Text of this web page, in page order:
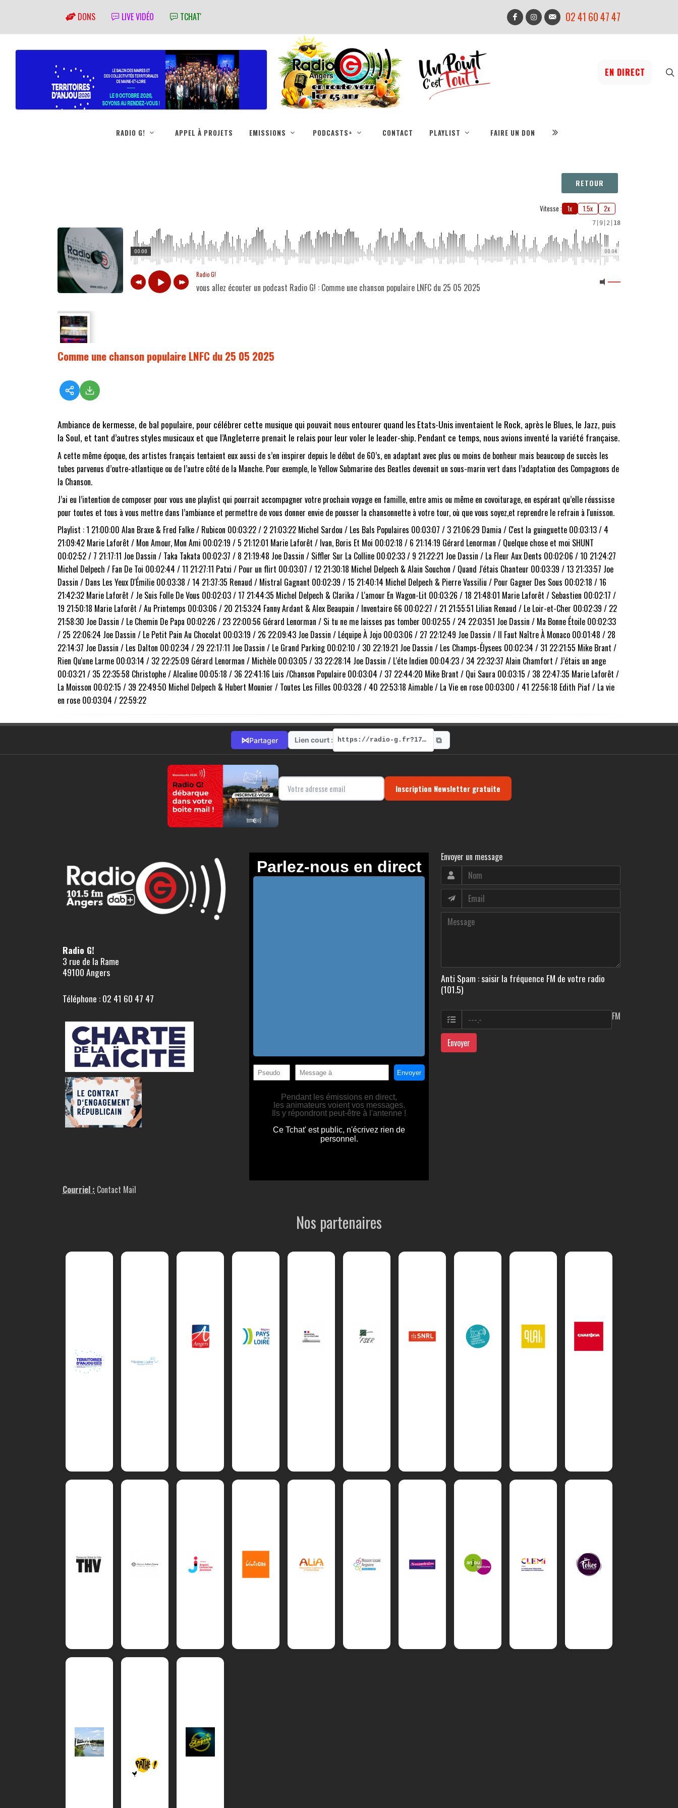
DONS LIVE VIDÉO TCHAT' 02 41 60 47 47
EN DIRECT
RADIO G! APPEL À PROJETS EMISSIONS PODCASTS+ CONTACT PLAYLIST FAIRE UN DON
RETOUR
Vitesse : 1x 1.5x 2x
7 9 2 18
00:04
00:00
Radio G!
vous allez écouter un podcast Radio G! : Comme une chanson populaire LNFC du 25 05 2025
Comme une chanson populaire LNFC du 25 05 2025
Ambiance de kermesse, de bal populaire, pour célébrer cette musique qui pouvait nous entourer quand les Etats-Unis inventaient le Rock, après le Blues, le Jazz, puis
la Soul, et tant d’autres styles musicaux et que l’Angleterre prenait le relais pour leur voler le leader-ship. Pendant ce temps, nous avions inventé la variété française.
A cette même époque, des artistes français tentaient eux aussi de s’en inspirer depuis le début de 60’s, en adaptant avec plus ou moins de bonheur mais beaucoup de succès les
tubes parvenus d’outre-atlantique ou de l’autre côté de la Manche. Pour exemple, le Yellow Submarine des Beatles devenait un sous-marin vert dans l’adaptation des Compagnons de
la Chanson.
J’ai eu l’intention de composer pour vous une playlist qui pourrait accompagner votre prochain voyage en famille, entre amis ou même en covoiturage, en espérant qu’elle réussisse
pour toutes et tous à vous mettre dans l’ambiance et permettre de vous donner envie de pousser la chansonnette à votre tour, où que vous soyez,et reprendre le refrain à l'unisson.
Playlist : 1 21:00:00 Alan Braxe & Fred Falke / Rubicon 00:03:22 / 2 21:03:22 Michel Sardou / Les Bals Populaires 00:03:07 / 3 21:06:29 Damia / C'est la guinguette 00:03:13 / 4
21:09:42 Marie Laforêt / Mon Amour, Mon Ami 00:02:19 / 5 21:12:01 Marie Laforêt / Ivan, Boris Et Moi 00:02:18 / 6 21:14:19 Gérard Lenorman / Quelque chose et moi SHUNT
00:02:52 / 7 21:17:11 Joe Dassin / Taka Takata 00:02:37 / 8 21:19:48 Joe Dassin / Siffler Sur La Colline 00:02:33 / 9 21:22:21 Joe Dassin / La Fleur Aux Dents 00:02:06 / 10 21:24:27
Michel Delpech / Fan De Toi 00:02:44 / 11 21:27:11 Patxi / Pour un flirt 00:03:07 / 12 21:30:18 Michel Delpech & Alain Souchon / Quand J'étais Chanteur 00:03:39 / 13 21:33:57 Joe
Dassin / Dans Les Yeux D'Émilie 00:03:38 / 14 21:37:35 Renaud / Mistral Gagnant 00:02:39 / 15 21:40:14 Michel Delpech & Pierre Vassiliu / Pour Gagner Des Sous 00:02:18 / 16
21:42:32 Marie Laforêt / Je Suis Folle De Vous 00:02:03 / 17 21:44:35 Michel Delpech & Clarika / L'amour En Wagon-Lit 00:03:26 / 18 21:48:01 Marie Laforêt / Sebastien 00:02:17 /
19 21:50:18 Marie Laforêt / Au Printemps 00:03:06 / 20 21:53:24 Fanny Ardant & Alex Beaupain / Inventaire 66 00:02:27 / 21 21:55:51 Lilian Renaud / Le Loir-et-Cher 00:02:39 / 22
21:58:30 Joe Dassin / Le Chemin De Papa 00:02:26 / 23 22:00:56 Gérard Lenorman / Si tu ne me laisses pas tomber 00:02:55 / 24 22:03:51 Joe Dassin / Ma Bonne Étoile 00:02:33
/ 25 22:06:24 Joe Dassin / Le Petit Pain Au Chocolat 00:03:19 / 26 22:09:43 Joe Dassin / Léquipe À Jojo 00:03:06 / 27 22:12:49 Joe Dassin / Il Faut Naître À Monaco 00:01:48 / 28
22:14:37 Joe Dassin / Les Dalton 00:02:34 / 29 22:17:11 Joe Dassin / Le Grand Parking 00:02:10 / 30 22:19:21 Joe Dassin / Les Champs-Élysees 00:02:34 / 31 22:21:55 Mike Brant /
Rien Qu'une Larme 00:03:14 / 32 22:25:09 Gérard Lenorman / Michèle 00:03:05 / 33 22:28:14 Joe Dassin / L'éte Indien 00:04:23 / 34 22:32:37 Alain Chamfort / J’étais un ange
00:03:21 / 35 22:35:58 Christophe / Alcaline 00:05:18 / 36 22:41:16 Luis /Chanson Populaire 00:03:04 / 37 22:44:20 Mike Brant / Qui Saura 00:03:15 / 38 22:47:35 Marie Laforêt /
La Moisson 00:02:15 / 39 22:49:50 Michel Delpech & Hubert Mounier / Toutes Les Filles 00:03:28 / 40 22:53:18 Aimable / La Vie en rose 00:03:00 / 41 22:56:18 Edith Piaf / La vie
en rose 00:03:04 / 22:59:22
⋈Partager Lien court : https://radio-g.fr?17676 ⧉
Inscription Newsletter gratuite
Radio G!
3 rue de la Rame
49100 Angers
Téléphone : 02 41 60 47 47
Courriel : Contact Mail
Envoyer un message
Anti Spam : saisir la fréquence FM de votre radio
(101.5)
FM
Envoyer
Nos partenaires